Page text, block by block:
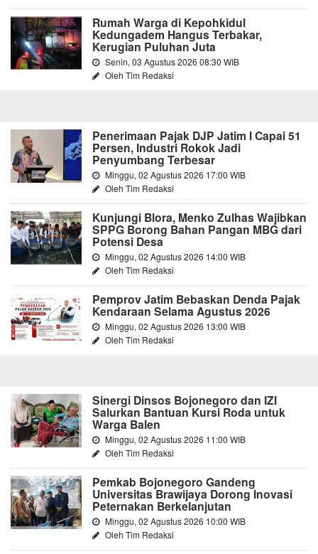
Rumah Warga di Kepohkidul
Kedungadem Hangus Terbakar,
Kerugian Puluhan Juta
Senin, 03 Agustus 2026 08:30 WIB
Oleh Tim Redaksi
Penerimaan Pajak DJP Jatim I Capai 51
Persen, Industri Rokok Jadi
Penyumbang Terbesar
Minggu, 02 Agustus 2026 17:00 WIB
Oleh Tim Redaksi
Kunjungi Blora, Menko Zulhas Wajibkan
SPPG Borong Bahan Pangan MBG dari
Potensi Desa
Minggu, 02 Agustus 2026 14:00 WIB
Oleh Tim Redaksi
Pemprov Jatim Bebaskan Denda Pajak
Kendaraan Selama Agustus 2026
Minggu, 02 Agustus 2026 13:00 WIB
Oleh Tim Redaksi
Sinergi Dinsos Bojonegoro dan IZI
Salurkan Bantuan Kursi Roda untuk
Warga Balen
Minggu, 02 Agustus 2026 11:00 WIB
Oleh Tim Redaksi
Pemkab Bojonegoro Gandeng
Universitas Brawijaya Dorong Inovasi
Peternakan Berkelanjutan
Minggu, 02 Agustus 2026 10:00 WIB
Oleh Tim Redaksi